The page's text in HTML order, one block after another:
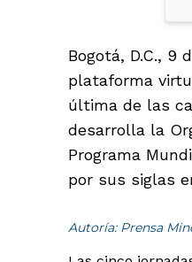
Bogotá, D.C., 9
plataforma
última de las
desarrolla la
Programa
por sus siglas
Autoría: Prensa